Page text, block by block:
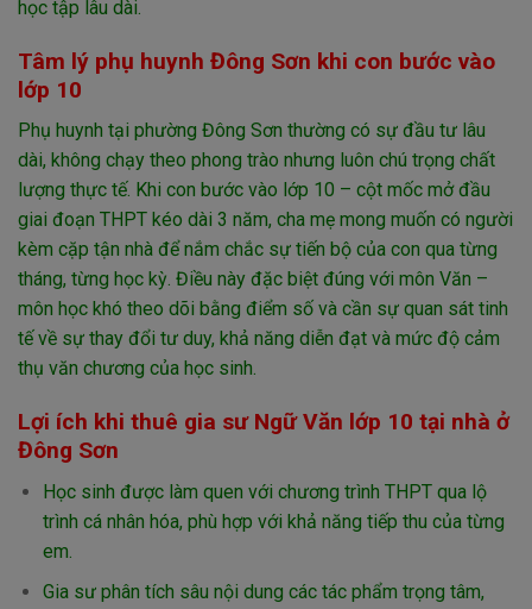
học tập lâu dài.
Tâm lý phụ huynh Đông Sơn khi con bước vào
lớp 10
Phụ huynh tại phường Đông Sơn thường có sự đầu tư lâu
dài, không chạy theo phong trào nhưng luôn chú trọng chất
lượng thực tế. Khi con bước vào lớp 10 – cột mốc mở đầu
giai đoạn THPT kéo dài 3 năm, cha mẹ mong muốn có người
kèm cặp tận nhà để nắm chắc sự tiến bộ của con qua từng
tháng, từng học kỳ. Điều này đặc biệt đúng với môn Văn –
môn học khó theo dõi bằng điểm số và cần sự quan sát tinh
tế về sự thay đổi tư duy, khả năng diễn đạt và mức độ cảm
thụ văn chương của học sinh.
Lợi ích khi thuê gia sư Ngữ Văn lớp 10 tại nhà ở
Đông Sơn
Học sinh được làm quen với chương trình THPT qua lộ
trình cá nhân hóa, phù hợp với khả năng tiếp thu của từng
em.
Gia sư phân tích sâu nội dung các tác phẩm trọng tâm,